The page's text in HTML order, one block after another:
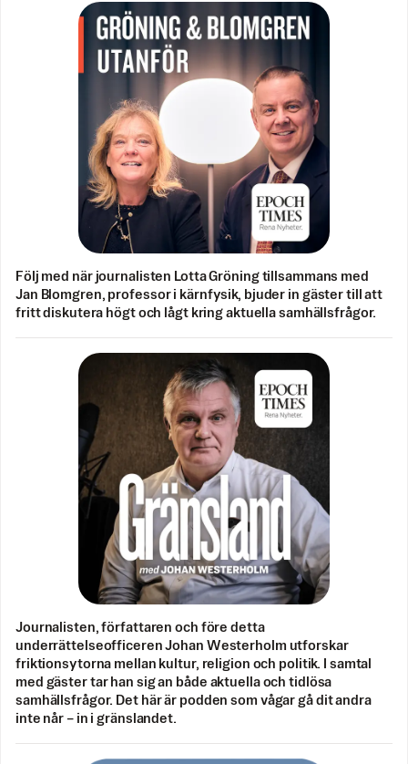
Följ med när journalisten Lotta Gröning tillsammans med
Jan Blomgren, professor i kärnfysik, bjuder in gäster till att
fritt diskutera högt och lågt kring aktuella samhällsfrågor.
Journalisten, författaren och före detta
underrättelseofficeren Johan Westerholm utforskar
friktionsytorna mellan kultur, religion och politik. I samtal
med gäster tar han sig an både aktuella och tidlösa
samhällsfrågor. Det här är podden som vågar gå dit andra
inte når – in i gränslandet.